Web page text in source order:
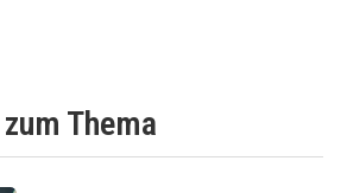
Thema